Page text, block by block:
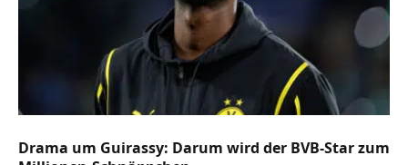
Drama um Guirassy: Darum wird der BVB-Star zum